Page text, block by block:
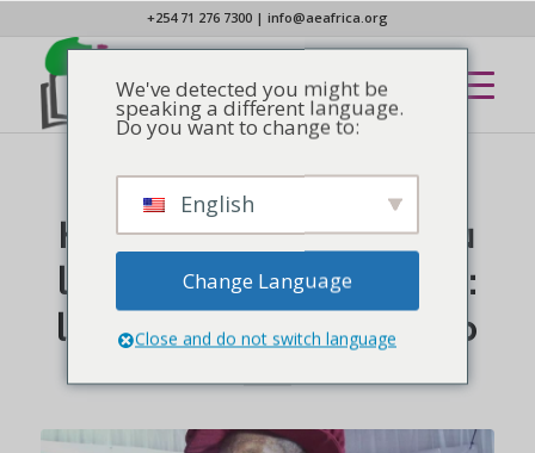
+254 71 276 7300| info@aeafrica.org
NOUVELLES
Hommage à un pilier du
leadership évangélique :
l'évêque João Muchongo
We've detected you might be
speaking a different language.
Do you want to change to:
English
Change Language
Close and do not switch language